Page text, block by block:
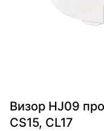
Визор HJ09
CS15, CL17